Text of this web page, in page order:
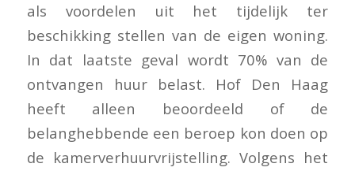
als voordelen uit het tijdelijk ter
beschikking stellen van de eigen woning.
In dat laatste geval wordt 70% van de
ontvangen huur belast. Hof Den Haag
heeft alleen beoordeeld of de
belanghebbende een beroep kon doen op
de kamerverhuurvrijstelling. Volgens het